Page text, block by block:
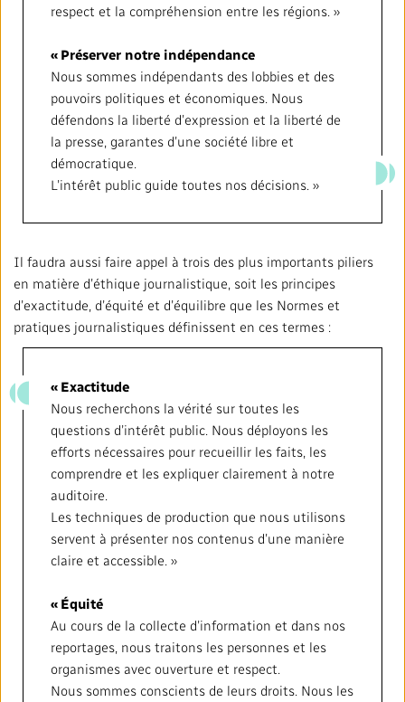
respect et la compréhension entre les régions. »
« Préserver notre indépendance
Nous sommes indépendants des lobbies et des
pouvoirs politiques et économiques. Nous
défendons la liberté d’expression et la liberté de
la presse, garantes d’une société libre et
démocratique.
L’intérêt public guide toutes nos décisions. »
Il faudra aussi faire appel à trois des plus importants piliers
en matière d’éthique journalistique, soit les principes
d’exactitude, d’équité et d’équilibre que les Normes et
pratiques journalistiques définissent en ces termes :
« Exactitude
Nous recherchons la vérité sur toutes les
questions d’intérêt public. Nous déployons les
efforts nécessaires pour recueillir les faits, les
comprendre et les expliquer clairement à notre
auditoire.
Les techniques de production que nous utilisons
servent à présenter nos contenus d’une manière
claire et accessible. »
« Équité
Au cours de la collecte d’information et dans nos
reportages, nous traitons les personnes et les
organismes avec ouverture et respect.
Nous sommes conscients de leurs droits. Nous les